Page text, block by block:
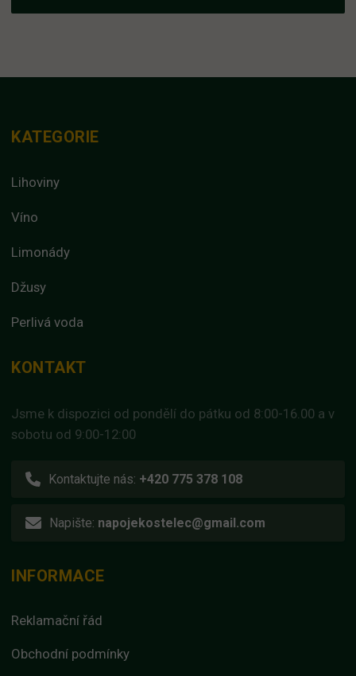
KATEGORIE
Lihoviny
Víno
Limonády
Džusy
Perlivá voda
KONTAKT
Jsme k dispozici od pondělí do pátku od 8:00-16.00 a v
sobotu od 9:00-12:00
Kontaktujte nás: +420 775 378 108
Napište: napojekostelec@gmail.com
INFORMACE
Reklamační řád
Obchodní podmínky